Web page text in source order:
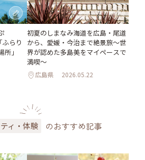
らり
」
初夏のしまなみ海道を広島・尾道
から、愛媛・今治まで絶景旅〜世
界が認めた多島美をマイペースで
満喫〜
広島県 2026.05.22
ィ・体験 のおすすめ記事